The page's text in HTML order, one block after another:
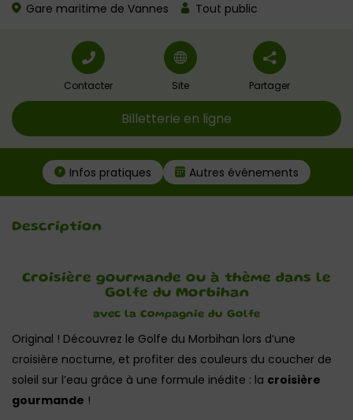
Gare maritime de Vannes
Tout public
Contacter Site Partager
Billetterie en ligne
Infos pratiques Autres événements
Description
Croisière gourmande ou à thème dans le
Golfe du Morbihan
avec la Compagnie du Golfe
Original ! Découvrez le Golfe du Morbihan lors d’une
croisière nocturne, et profiter des couleurs du coucher de
soleil sur l’eau grâce à une formule inédite : la croisière
gourmande !